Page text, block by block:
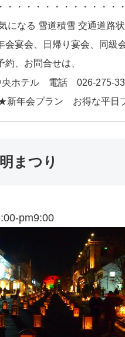
・・・・・・・・・・・・
になる 雪道積雪 交通道路
会宴会、日帰り宴会、同級
約、お問合せは、
央ホテル 電話 026-275-
新年会プラン お得な平日
まつり
pm9:00